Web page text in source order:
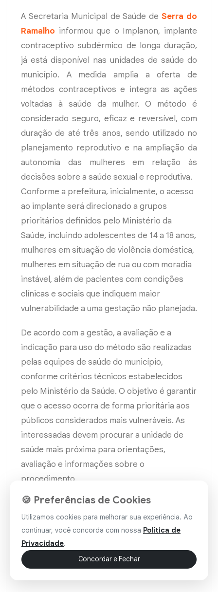
A Secretaria Municipal de Saúde deSerra do
Ramalho informou que o Implanon, implante
contraceptivo subdérmico de longa duração,
já está disponível nas unidades de saúde do
município. A medida amplia a oferta de
métodos contraceptivos e integra as ações
voltadas à saúde da mulher. O método é
considerado seguro, eficaz e reversível, com
duração de até três anos, sendo utilizado no
planejamento reprodutivo e na ampliação da
autonomia das mulheres em relação às
decisões sobre a saúde sexual e reprodutiva.
Conforme a prefeitura, inicialmente, o acesso
ao implante será direcionado a grupos
prioritários definidos pelo Ministério da
Saúde, incluindo adolescentes de 14 a 18 anos,
mulheres em situação de violência doméstica,
mulheres em situação de rua ou com moradia
instável, além de pacientes com condições
clínicas e sociais que indiquem maior
vulnerabilidade a uma gestação não planejada.
De acordo com a gestão, a avaliação e a
indicação para uso do método são realizadas
pelas equipes de saúde do município,
conforme critérios técnicos estabelecidos
pelo Ministério da Saúde. O objetivo é garantir
que o acesso ocorra de forma prioritária aos
públicos considerados mais vulneráveis. As
interessadas devem procurar a unidade de
saúde mais próxima para orientações,
avaliação e informações sobre o
procedimento.
A Secretaria Municipal de Saúde destaca que a
iniciativa faz parte das ações de
fortalecimento das políticas públicas de
saúde, com foco na prevenção de agravos e
na ampliação do cuidado integral à população.
🍪 Preferências de Cookies
Utilizamos cookies para melhorar sua experiência. Ao
continuar, você concorda com nossa Política de
Privacidade.
Concordar e Fechar